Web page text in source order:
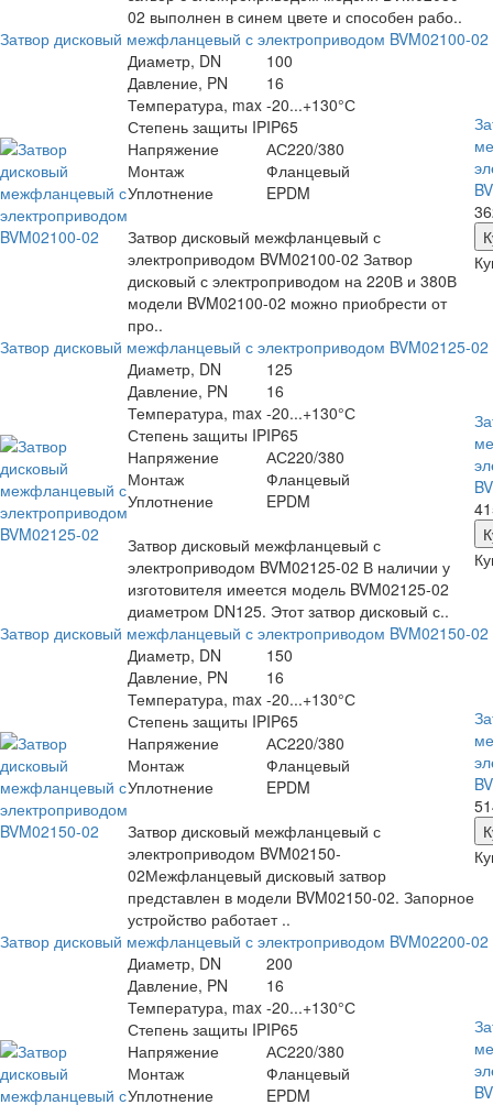
02 выполнен в синем цвете и способен рабо..
Затвор дисковый межфланцевый с электроприводом BVM02100-02
Диаметр, DN
100
Давление, PN
16
Температура, max -20...+130°С
Степень защиты IPIP65
Напряжение
АС220/380
Монтаж
Фланцевый
Уплотнение
EPDM
Затвор дисковый межфланцевый с
электроприводом BVM02100-02 Затвор
дисковый с электроприводом на 220В и 380В
модели BVM02100-02 можно приобрести от
про..
Затвор дисковый межфланцевый с электроприводом BVM02125-02
Диаметр, DN
125
Давление, PN
16
Температура, max -20...+130°С
Степень защиты IPIP65
Напряжение
АС220/380
Монтаж
Фланцевый
Уплотнение
EPDM
Затвор дисковый межфланцевый с
электроприводом BVM02125-02 В наличии у
изготовителя имеется модель BVM02125-02
диаметром DN125. Этот затвор дисковый с..
Затвор дисковый межфланцевый с электроприводом BVM02150-02
Диаметр, DN
150
Давление, PN
16
Температура, max -20...+130°С
Степень защиты IPIP65
Напряжение
АС220/380
Монтаж
Фланцевый
Уплотнение
EPDM
Затвор дисковый межфланцевый с
электроприводом BVM02150-
02Межфланцевый дисковый затвор
представлен в модели BVM02150-02. Запорное
устройство работает ..
Затвор дисковый межфланцевый с электроприводом BVM02200-02
Диаметр, DN
200
Давление, PN
16
Температура, max -20...+130°С
Степень защиты IPIP65
Напряжение
АС220/380
Монтаж
Фланцевый
Уплотнение
EPDM